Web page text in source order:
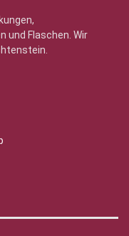
und Flaschen. Wir